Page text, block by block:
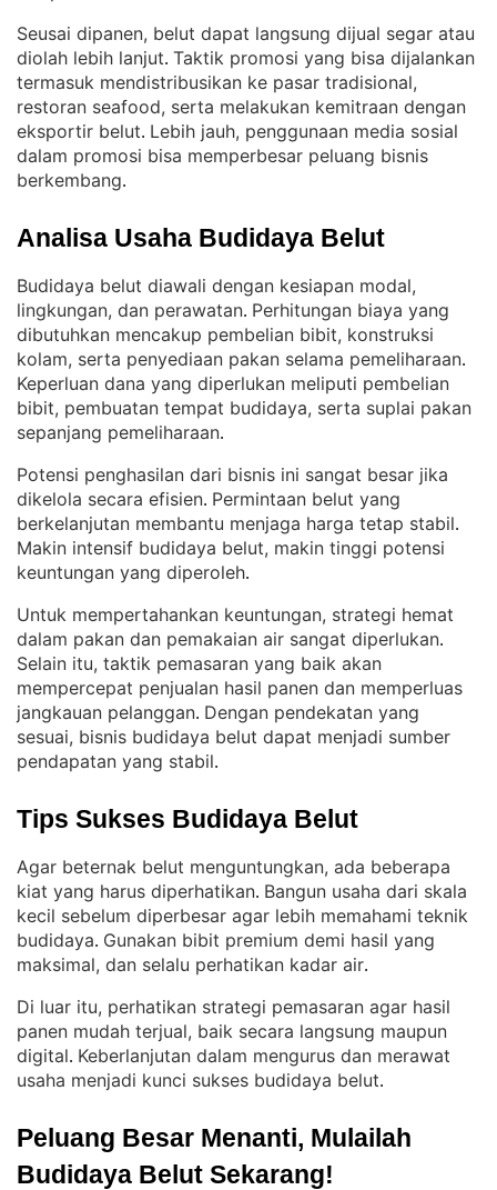
Seusai dipanen, belut dapat langsung dijual segar atau
diolah lebih lanjut. Taktik promosi yang bisa dijalankan
termasuk mendistribusikan ke pasar tradisional,
restoran seafood, serta melakukan kemitraan dengan
eksportir belut. Lebih jauh, penggunaan media sosial
dalam promosi bisa memperbesar peluang bisnis
berkembang.
Analisa Usaha Budidaya Belut
Budidaya belut diawali dengan kesiapan modal,
lingkungan, dan perawatan. Perhitungan biaya yang
dibutuhkan mencakup pembelian bibit, konstruksi
kolam, serta penyediaan pakan selama pemeliharaan
Keperluan dana yang diperlukan meliputi pembelian
bibit, pembuatan tempat budidaya, serta suplai pakan
sepanjang pemeliharaan.
Potensi penghasilan dari bisnis ini sangat besar jika
dikelola secara efisien. Permintaan belut yang
berkelanjutan membantu menjaga harga tetap stabil
Makin intensif budidaya belut, makin tinggi potensi
keuntungan yang diperoleh.
Untuk mempertahankan keuntungan, strategi hemat
dalam pakan dan pemakaian air sangat diperlukan
Selain itu, taktik pemasaran yang baik akan
mempercepat penjualan hasil panen dan memperluas
jangkauan pelanggan. Dengan pendekatan yang
sesuai, bisnis budidaya belut dapat menjadi sumber
pendapatan yang stabil.
Tips Sukses Budidaya Belut
Agar beternak belut menguntungkan, ada beberapa
kiat yang harus diperhatikan. Bangun usaha dari skala
kecil sebelum diperbesar agar lebih memahami teknik
budidaya. Gunakan bibit premium demi hasil yang
maksimal, dan selalu perhatikan kadar air.
Di luar itu, perhatikan strategi pemasaran agar hasil
panen mudah terjual, baik secara langsung maupun
digital. Keberlanjutan dalam mengurus dan merawat
usaha menjadi kunci sukses budidaya belut.
Peluang Besar Menanti, Mulailah
Budidaya Belut Sekarang!